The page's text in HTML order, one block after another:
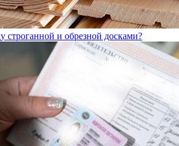
строганной и обрезной досками?